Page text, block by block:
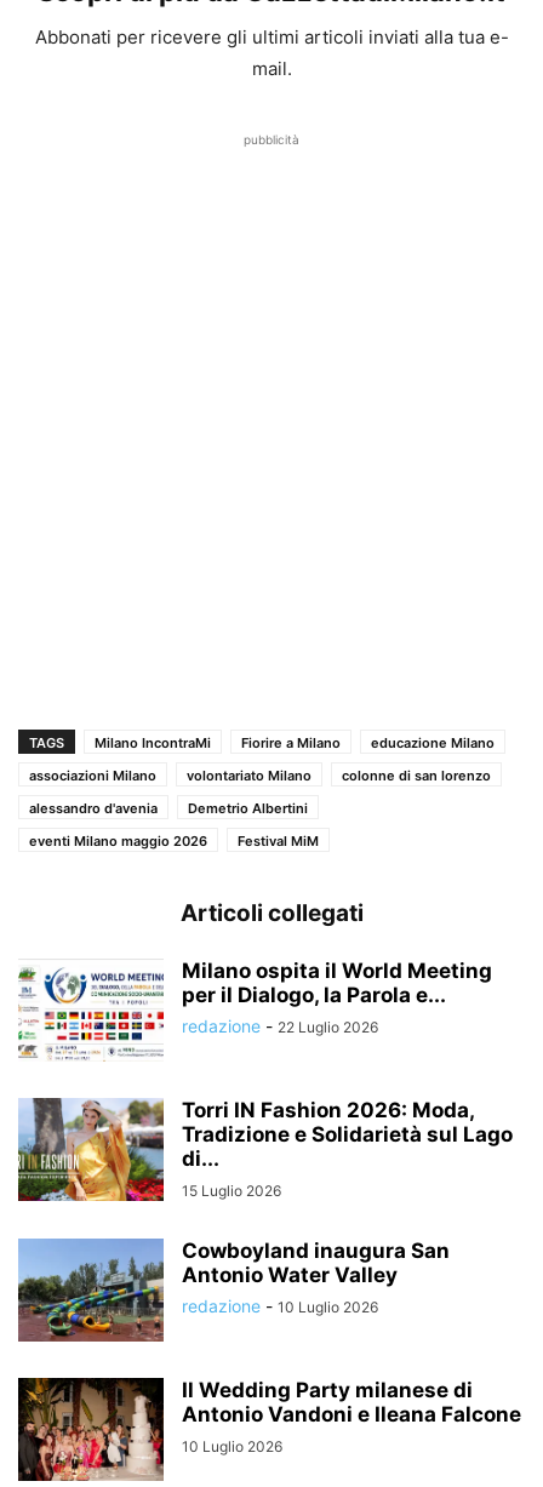
Abbonati per ricevere gli ultimi articoli inviati alla tua e-
mail.
pubblicità
TAGS Milano IncontraMi Fiorire a Milano
educazione Milano
associazioni Milano
volontariato Milano
colonne di san lorenzo
alessandro d'avenia
Demetrio Albertini
eventi Milano maggio 2026
Festival MiM
Articoli collegati
Milano ospita il World Meeting
per il Dialogo, la Parola e...
redazione - 22 Luglio 2026
Torri IN Fashion 2026: Moda,
Tradizione e Solidarietà sul Lago
di...
15 Luglio 2026
Cowboyland inaugura San
Antonio Water Valley
redazione - 10 Luglio 2026
Il Wedding Party milanese di
Antonio Vandoni e Ileana Falcone
10 Luglio 2026